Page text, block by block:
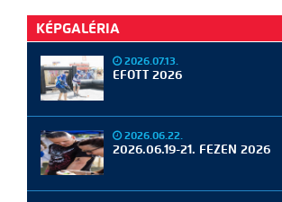
KÉPGALÉRIA
2026.07.13.
EFOTT 2026
2026.06.22.
2026.06.19-21. FEZEN 2026